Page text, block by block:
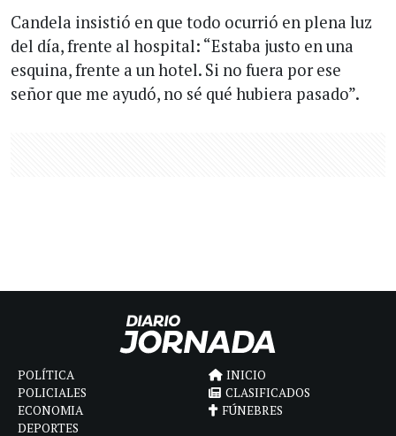
Candela insistió en que todo ocurrió en plena luz
del día, frente al hospital: “Estaba justo en una
esquina, frente a un hotel. Si no fuera por ese
señor que me ayudó, no sé qué hubiera pasado”.
POLÍTICA
POLICIALES
ECONOMIA
DEPORTES
INICIO
CLASIFICADOS
FÚNEBRES